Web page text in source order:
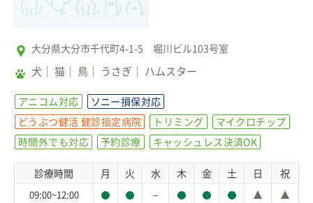
大分県大分市千代町4-1-5 堀川ビル103号室
犬 猫 鳥 うさぎ ハムスター
アニコム対応
ソニー損保対応
どうぶつ健活 健診指定病院
トリミング
マイクロチップ
時間外でも対応
予約診療 キャッシュレス決済OK
診療時間 月 火 水 木 金 土 日 祝
09:00~12:00 －